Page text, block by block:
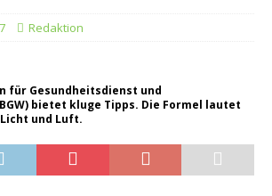
Redaktion
für Gesundheitsdienst und
bietet kluge Tipps. Die Formel lautet
und Luft.